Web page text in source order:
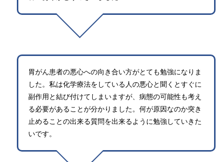
胃がん患者の悪心への向き合い方がとても勉強になりま
した。私は化学療法をしている人の悪心と聞くとすぐに
副作用と結び付けてしまいますが、病態の可能性も考え
る必要があることが分かりました。何が原因なのか突き
止めることの出来る質問を出来るように勉強していきた
いです。